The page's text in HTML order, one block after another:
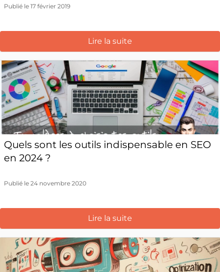
Publié le 17 février 2019
Lire la suite
Quels sont les outils indispensable en SEO
en 2024 ?
Publié le 24 novembre 2020
Lire la suite